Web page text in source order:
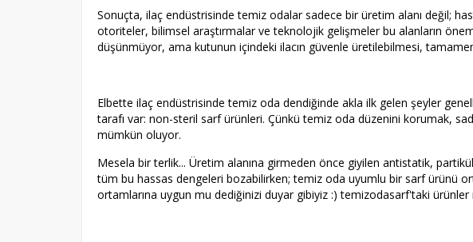
Sonuçta, ilaç endüstrisinde temiz odalar sadece bir üretim alanı değil;
otoriteler, bilimsel araştırmalar ve teknolojik gelişmeler bu alanların
düşünmüyor, ama kutunun içindeki ilacın güvenle üretilebilmesi,
Elbette ilaç endüstrisinde temiz oda dendiğinde akla ilk gelen şeyler
tarafı var: non-steril sarf ürünleri. Çünkü temiz oda düzenini korumak,
mümkün oluyor.
Mesela bir terlik... Üretim alanına girmeden önce giyilen antistatik,
tüm bu hassas dengeleri bozabilirken; temiz oda uyumlu bir sarf ürünü
ortamlarına uygun mu dediğinizi duyar gibiyiz :) temizodasarf'taki